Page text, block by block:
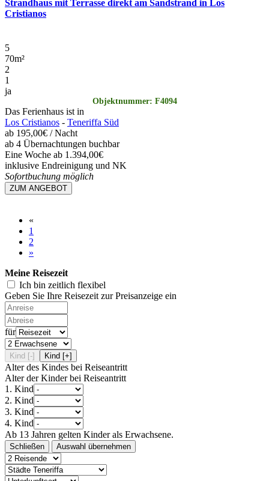
Strandhaus mit Terrasse direkt am Sandstrand in Los
Cristianos
5
70m²
2
1
ja
Objektnummer: F4094
Das Ferienhaus ist in
Los Cristianos - Teneriffa Süd
ab 195,00€ / Nacht
ab 4 Übernachtungen buchbar
Eine Woche ab 1.394,00€
inklusive Endreinigung und NK
Sofortbuchung möglich
ZUM ANGEBOT
«
1
2
»
Meine Reisezeit
Ich bin zeitlich flexibel
Geben Sie Ihre Reisezeit zur Preisanzeige ein
für
Kind [-] Kind [+]
Alter des Kindes bei Reiseantritt
Alter der Kinder bei Reiseantritt
1. Kind
2. Kind
3. Kind
4. Kind
Ab 13 Jahren gelten Kinder als Erwachsene.
Schließen Auswahl übernehmen